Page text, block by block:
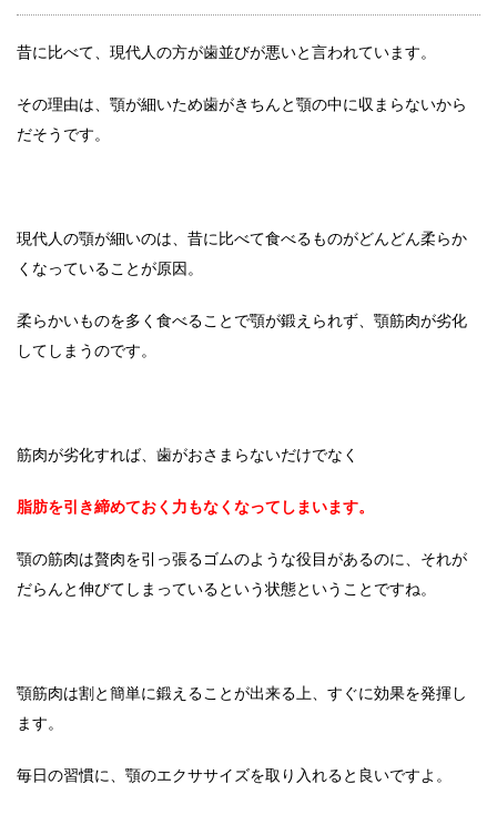
昔に比べて、現代人の方が歯並びが悪いと言われています。
その理由は、顎が細いため歯がきちんと顎の中に収まらないから
だそうです。
現代人の顎が細いのは、昔に比べて食べるものがどんどん柔らか
くなっていることが原因。
柔らかいものを多く食べることで顎が鍛えられず、顎筋肉が劣化
してしまうのです。
筋肉が劣化すれば、歯がおさまらないだけでなく
脂肪を引き締めておく力もなくなってしまいます。
顎の筋肉は贅肉を引っ張るゴムのような役目があるのに、それが
だらんと伸びてしまっているという状態ということですね。
顎筋肉は割と簡単に鍛えることが出来る上、すぐに効果を発揮し
ます。
毎日の習慣に、顎のエクササイズを取り入れると良いですよ。